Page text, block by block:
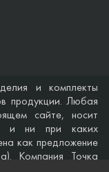
и комплекты
продукции. Любая
сайте, носит
и ни при каких
как предложение
Компания Точка